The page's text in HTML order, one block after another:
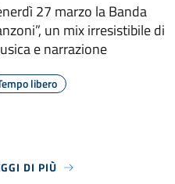
27 marzo la Banda
un mix irresistibile di
e narrazione
libero
DI PIÙ